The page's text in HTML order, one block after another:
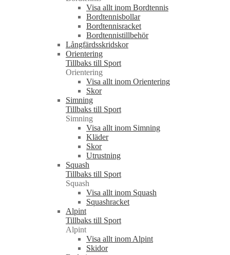
Visa allt inom Bordtennis
Bordtennisbollar
Bordtennisracket
Bordtennistillbehör
Långfärdsskridskor
Orientering
Tillbaks till Sport
Orientering
Visa allt inom Orientering
Skor
Simning
Tillbaks till Sport
Simning
Visa allt inom Simning
Kläder
Skor
Utrustning
Squash
Tillbaks till Sport
Squash
Visa allt inom Squash
Squashracket
Alpint
Tillbaks till Sport
Alpint
Visa allt inom Alpint
Skidor